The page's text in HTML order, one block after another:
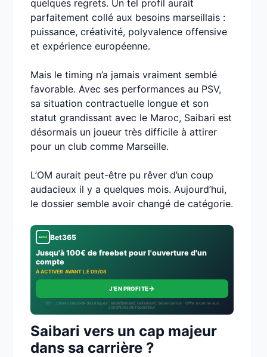
quelques regrets. Un tel profil aurait
parfaitement collé aux besoins marseillais :
puissance, créativité, polyvalence offensive
et expérience européenne.
Mais le timing n’a jamais vraiment semblé
favorable. Avec ses performances au PSV,
sa situation contractuelle longue et son
statut grandissant avec le Maroc, Saibari est
désormais un joueur très difficile à attirer
pour un club comme Marseille.
L’OM aurait peut-être pu rêver d’un coup
audacieux il y a quelques mois. Aujourd’hui,
le dossier semble avoir changé de catégorie.
Bet365
Jusqu'à 100€ de freebet pour l'ouverture d'un
compte
À ACTIVER AVANT LE 09/08
J'EN PROFITE→
18+ · Jouer comporte des risques : endettement, isolement, dépendance · Offre soumise aux
conditions de l’opérateur.
Saibari vers un cap majeur
dans sa carrière ?